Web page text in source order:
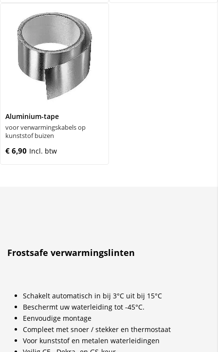
Aluminium-tape
voor verwarmingskabels op
kunststof buizen
€ 6,90
Frostsafe verwarmingslinten
Schakelt automatisch in bij 3°C uit bij 15°C
Beschermt uw waterleiding tot -45°C.
Eenvoudige montage
Compleet met snoer / stekker en thermostaat
Voor kunststof en metalen waterleidingen